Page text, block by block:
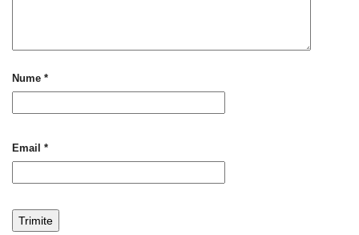
Nume *
Email *